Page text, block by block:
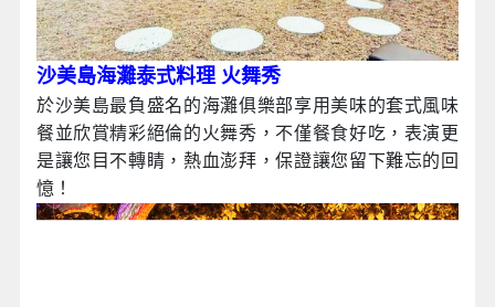
沙美島海灘泰式料理 火舞秀
於沙美島最負盛名的海灘俱樂部享用美味的套式風味
餐並欣賞精彩絕倫的火舞秀，不僅餐食好吃，表演更
是讓您目不轉睛，熱血澎拜，保證讓您留下難忘的回
憶！